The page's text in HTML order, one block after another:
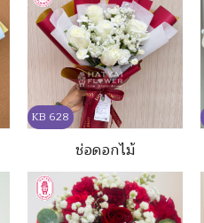
KB 628
ช่อดอกไม้